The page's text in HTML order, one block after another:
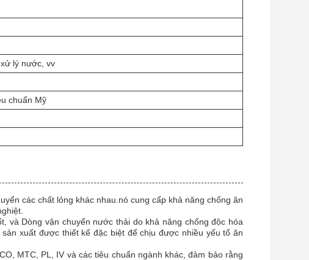
lý nước, vv
chuẩn Mỹ
các chất lỏng khác nhau.nó cung cấp khả năng chống ăn
và Dòng vận chuyển nước thải do khả năng chống độc hóa
xuất được thiết kế đặc biệt để chịu được nhiều yếu tố ăn
MTC, PL, IV và các tiêu chuẩn ngành khác, đảm bảo rằng